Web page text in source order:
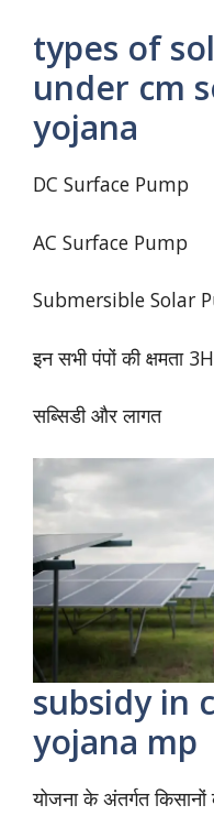
types of
under cm
yojana
DC Surface Pump
AC Surface Pump
Submersible Solar
इन सभी पंपों की क्षमता
सब्सिडी और लागत
subsidy in
yojana mp
योजना के अंतर्गत